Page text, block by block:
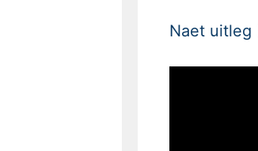
Naet uitleg